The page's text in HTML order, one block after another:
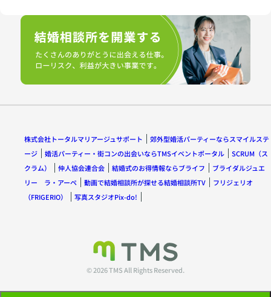
株式会社トータルマリアージュサポート
郊外型婚活パーティーならスマイルステ
ージ
婚活パーティー・街コンの出会いならTMSイベントポータル
SCRUM（ス
クラム）
仲人協会連合会 結婚式のお得情報ならブライフ
ブライダルジュエ
リー ラ・アーペ
動画で結婚相談所が探せる結婚相談所TV
フリジェリオ
（FRIGERIO）
写真スタジオPix-do!
© 2026 TMS All Rights Reserved.